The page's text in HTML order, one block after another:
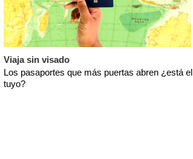
Viaja sin visado
Los pasaportes que más puertas abren ¿está el
tuyo?